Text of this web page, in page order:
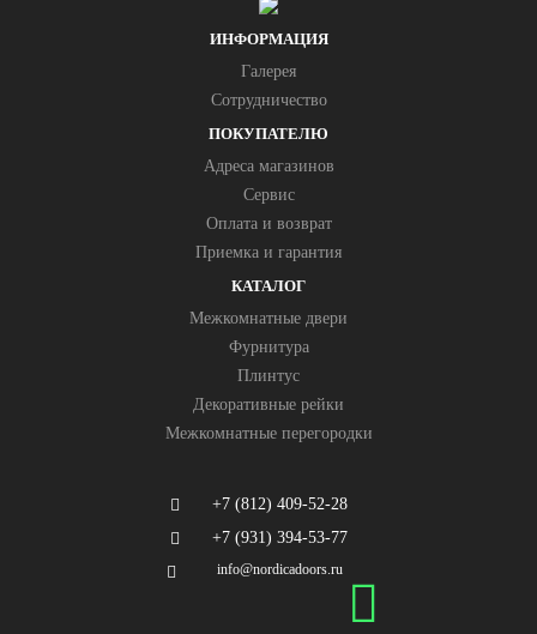
ИНФОРМАЦИЯ
Галерея
Сотрудничество
ПОКУПАТЕЛЮ
Адреса магазинов
Сервис
Оплата и возврат
Приемка и гарантия
КАТАЛОГ
Межкомнатные двери
Фурнитура
Плинтус
Декоративные рейки
Межкомнатные перегородки
+7 (812) 409-52-28
+7 (931) 394-53-77
info@nordicadoors.ru